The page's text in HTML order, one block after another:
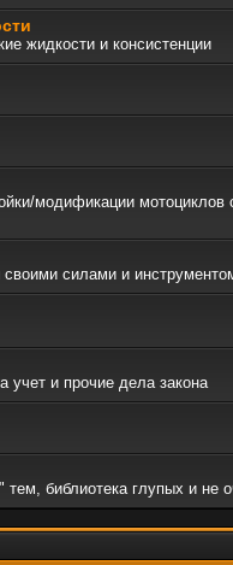
жидкости и консистенции
модификации мотоциклов
силами и
учет и прочие дела закона
библиотека глупых и не